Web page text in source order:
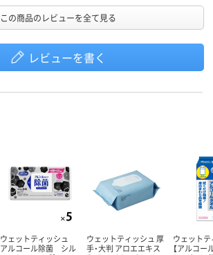
この商品のレビューを全て見る
レビューを書く
ウェットティッシュ
アルコール除菌 シル
ウェットティッシュ 厚
手・大判 アロエエキス
ウェット
【アルコー